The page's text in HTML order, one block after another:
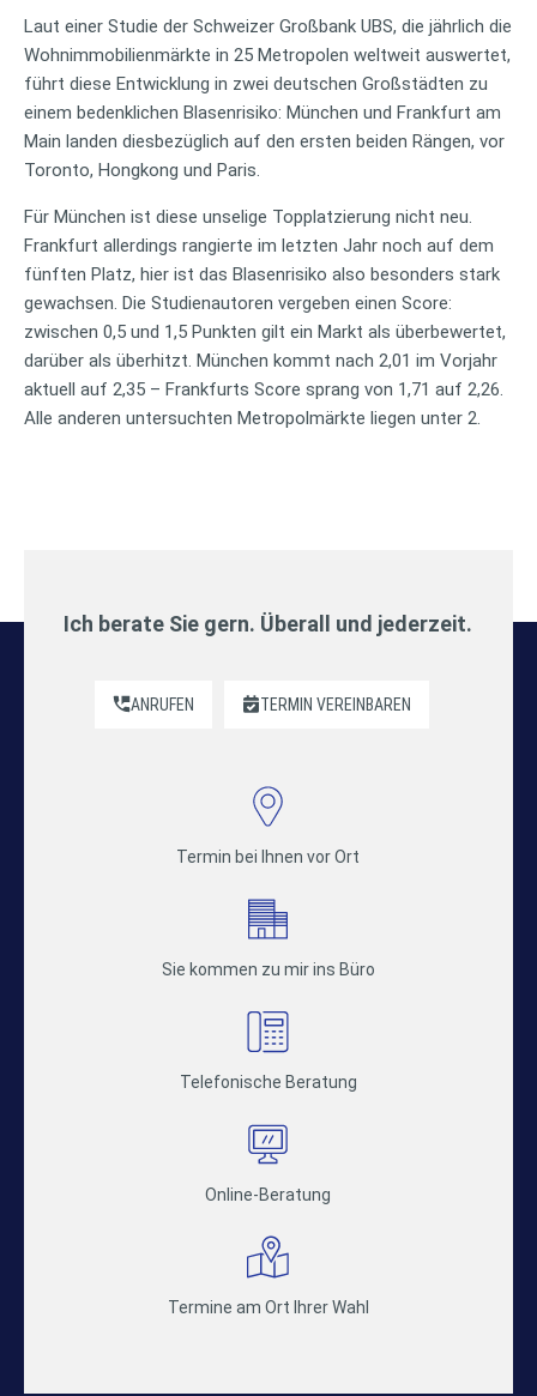
Laut einer Studie der Schweizer Großbank UBS, die jährlich die
Wohnimmobilienmärkte in 25 Metropolen weltweit auswertet,
führt diese Entwicklung in zwei deutschen Großstädten zu
einem bedenklichen Blasenrisiko: München und Frankfurt am
Main landen diesbezüglich auf den ersten beiden Rängen, vor
Toronto, Hongkong und Paris.
Für München ist diese unselige Topplatzierung nicht neu.
Frankfurt allerdings rangierte im letzten Jahr noch auf dem
fünften Platz, hier ist das Blasenrisiko also besonders stark
gewachsen. Die Studienautoren vergeben einen Score:
zwischen 0,5 und 1,5 Punkten gilt ein Markt als überbewertet,
darüber als überhitzt. München kommt nach 2,01 im Vorjahr
aktuell auf 2,35 – Frankfurts Score sprang von 1,71 auf 2,26.
Alle anderen untersuchten Metropolmärkte liegen unter 2.
Ich berate Sie gern. Überall und jederzeit.
ANRUFEN TERMIN VEREINBAREN
Termin bei Ihnen vor Ort
Sie kommen zu mir ins Büro
Telefonische Beratung
Online-Beratung
Termine am Ort Ihrer Wahl